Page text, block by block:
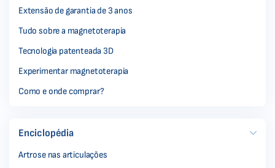
Extensão de garantia de 3 anos
Tudo sobre a magnetoterapia
Tecnologia patenteada 3D
Experimentar magnetoterapia
Como e onde comprar?
Enciclopédia
Artrose nas articulações